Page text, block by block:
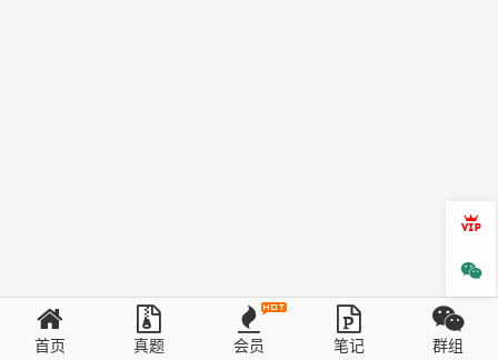
首页 真题 会员 笔记 群组
会员
微信